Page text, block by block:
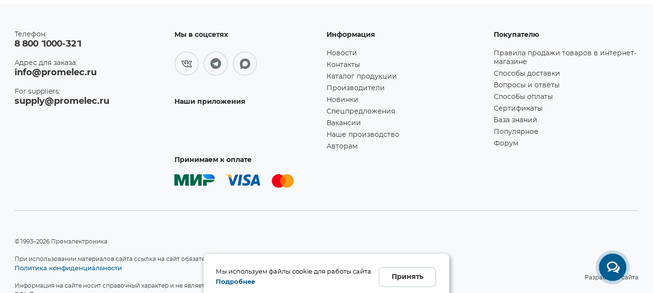
Телефон:
8 800 1000-321
Адрес для заказа:
info@promelec.ru
For suppliers:
supply@promelec.ru
Мы в соцсетях
Наши приложения
Принимаем к оплате
Информация
Новости
Контакты
Каталог продукции
Производители
Новинки
Спецпредложения
Вакансии
Наше производство
Авторам
Покупателю
Правила продажи товаров в интернет-
магазине
Способы доставки
Вопросы и ответы
Способы оплаты
Сертификаты
База знаний
Популярное
Форум
©1993–2026 Промэлектроника
При использовании материалов сайта ссылка на сайт обязательна!
Политика конфиденциальности
Информация на сайте носит справочный характер и не является публичной офертой (ст. 437 ГК
Разработка сайта
Мы используем файлы cookie для работы сайта.
Подробнее
Принять